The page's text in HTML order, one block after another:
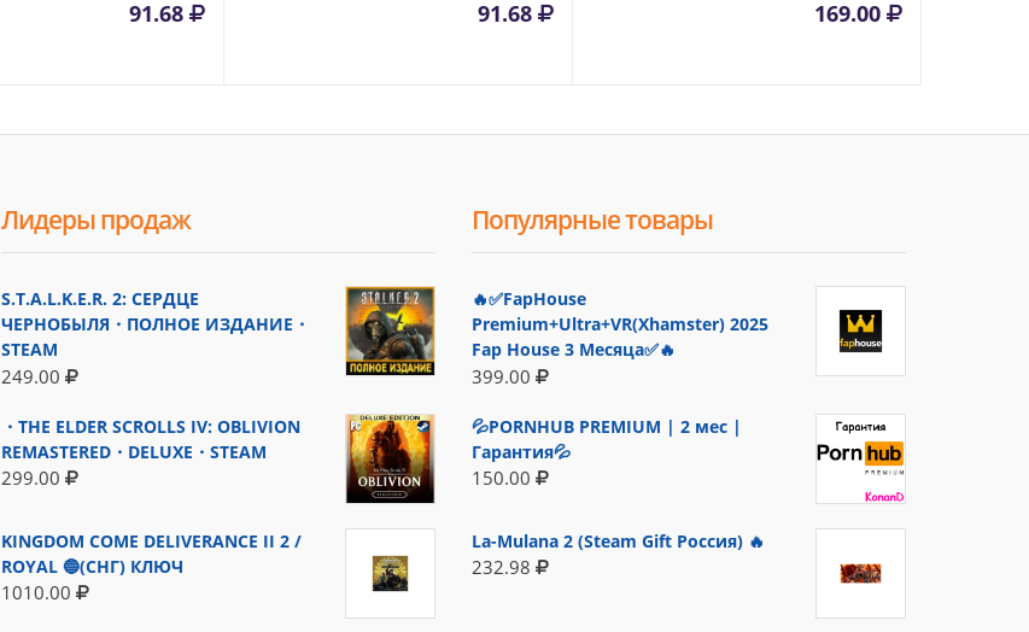
91.68 91.68 169.00
Лидеры продаж
S.T.A.L.K.E.R. 2: СЕРДЦЕ
ЧЕРНОБЫЛЯ・ПОЛНОЕ ИЗДАНИЕ・
STEAM
249.00
・THE ELDER SCROLLS IV: OBLIVION
REMASTERED・DELUXE・STEAM
299.00
KINGDOM COME DELIVERANCE II 2 /
ROYAL 🔵(СНГ) КЛЮЧ
1010.00
Популярные товары
🔥✅FapHouse
Premium+Ultra+VR(Xhamster) 2025
Fap House 3 Месяца✅🔥
399.00
💦PORNHUB PREMIUM | 2 мес |
Гарантия💦
150.00
La-Mulana 2 (Steam Gift Россия) 🔥
232.98